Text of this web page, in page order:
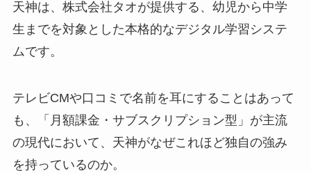
天神は、株式会社タオが提供する、幼児から中学
生までを対象とした本格的なデジタル学習システ
ムです。
テレビCMや口コミで名前を耳にすることはあって
も、「月額課金・サブスクリプション型」が主流
の現代において、天神がなぜこれほど独自の強み
を持っているのか。